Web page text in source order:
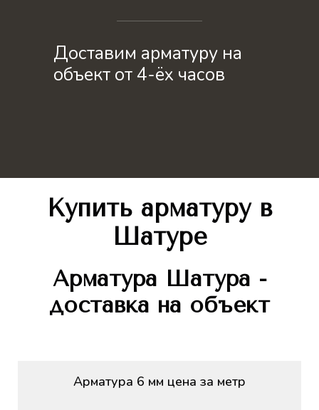
Доставим арматуру на
объект от 4-ёх часов
Купить арматуру в
Шатуре
Арматура Шатура -
доставка на объект
Арматура 6 мм цена за метр